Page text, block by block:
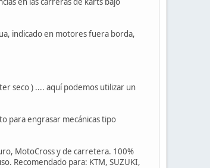
indicado en motores fuera borda,
seco ) .... aquí podemos utilizar un
para engrasar mecánicas tipo
MotoCross y de carretera. 100%
Recomendado para: KTM, SUZUKI,